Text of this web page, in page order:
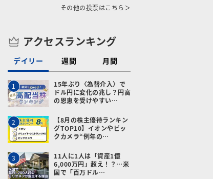
メールで送る
その他の投票はこちら＞
アクセスランキング
デイリー 週間 月間
1
15年ぶり〈為替介入〉で
ドル円に変化の兆し？円高
の恩恵を受けやすい…
2
【8月の株主優待ランキン
グTOP10】イオンやビッ
クカメラ“例年の…
3
11人に1人は「資産1億
6,000万円」超え！？…米
国で「百万ドル…